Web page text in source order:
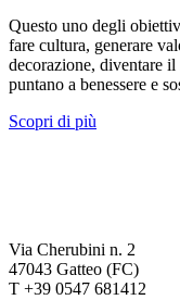
Questo uno degli
fare cultura, generare
decorazione, diventare
puntano a benessere e
Scopri di più
Via Cherubini n. 2
47043 Gatteo (FC)
T +39 0547 681412